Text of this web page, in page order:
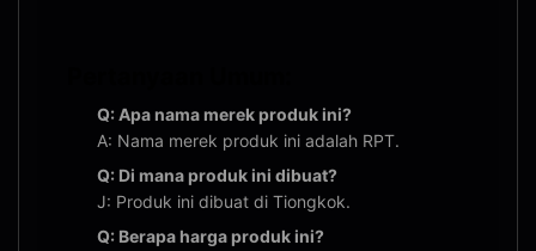
Q: Apa nama merek produk ini?
A: Nama merek produk ini adalah RPT.
Q: Di mana produk ini dibuat?
J: Produk ini dibuat di Tiongkok.
Q: Berapa harga produk ini?